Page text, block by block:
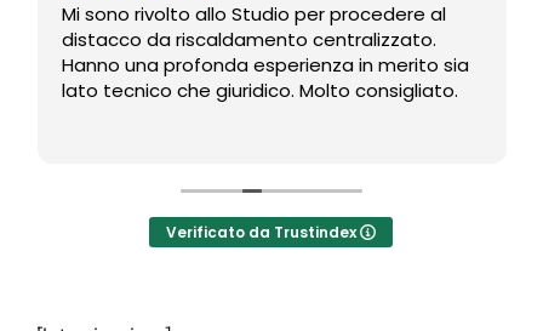
Mi sono rivolto allo Studio per procedere al
distacco da riscaldamento centralizzato.
Hanno una profonda esperienza in merito sia
lato tecnico che giuridico. Molto consigliato.
Verificato da Trustindex